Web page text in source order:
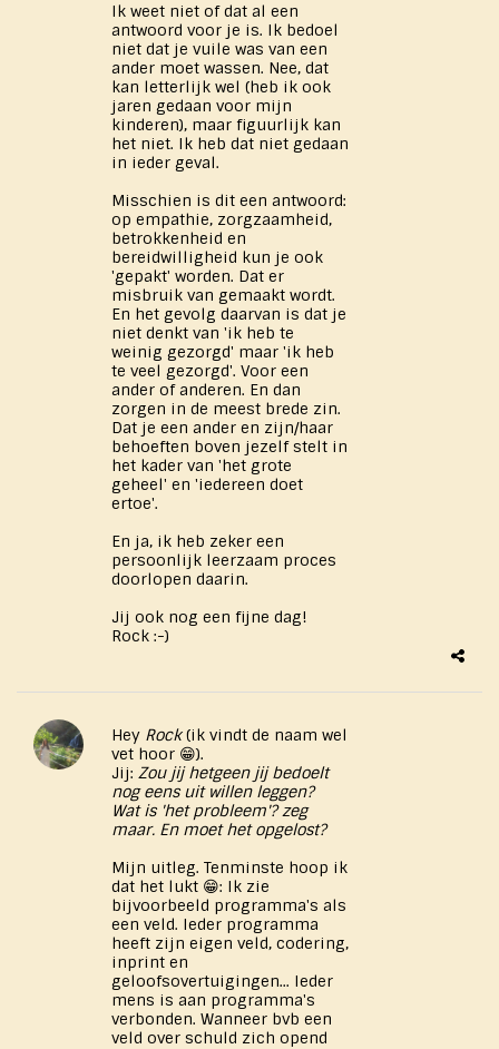
Ik weet niet of dat al een
antwoord voor je is. Ik bedoel
niet dat je vuile was van een
ander moet wassen. Nee, dat
kan letterlijk wel (heb ik ook
jaren gedaan voor mijn
kinderen), maar figuurlijk kan
het niet. Ik heb dat niet gedaan
in ieder geval.
Misschien is dit een antwoord:
op empathie, zorgzaamheid,
betrokkenheid en
bereidwilligheid kun je ook
'gepakt' worden. Dat er
misbruik van gemaakt wordt.
En het gevolg daarvan is dat je
niet denkt van 'ik heb te
weinig gezorgd' maar 'ik heb
te veel gezorgd'. Voor een
ander of anderen. En dan
zorgen in de meest brede zin.
Dat je een ander en zijn/haar
behoeften boven jezelf stelt in
het kader van 'het grote
geheel' en 'iedereen doet
ertoe'.
En ja, ik heb zeker een
persoonlijk leerzaam proces
doorlopen daarin.
Jij ook nog een fijne dag!
Rock :-)
Hey Rock(ik vindt de naam wel
vet hoor 😁).
Jij: Zou jij hetgeen jij bedoelt
nog eens uit willen leggen?
Wat is 'het probleem'? zeg
maar. En moet het opgelost?
Mijn uitleg. Tenminste hoop ik
dat het lukt 😁: Ik zie
bijvoorbeeld programma's als
een veld. Ieder programma
heeft zijn eigen veld, codering,
inprint en
geloofsovertuigingen... Ieder
mens is aan programma's
verbonden. Wanneer bvb een
veld over schuld zich opend